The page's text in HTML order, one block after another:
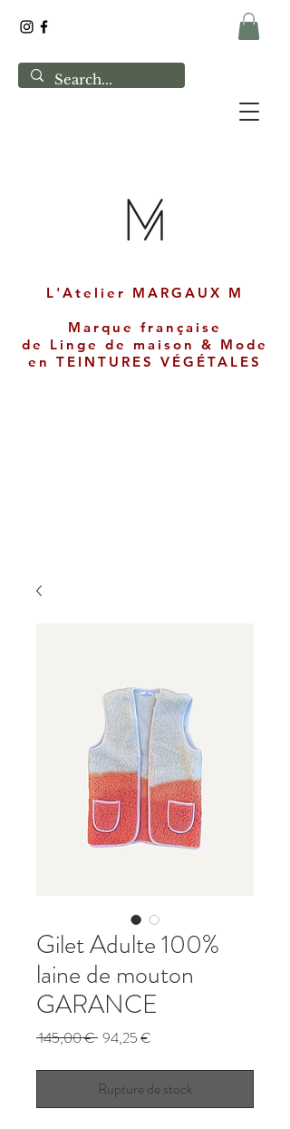
L'Atelier MARGAUX M
Marque française
de Linge de maison & Mode
en TEINTURES VÉGÉTALES
Gilet Adulte 100%
laine de mouton
GARANCE
145,00 € Prix
94,25 €
Rupture de stock